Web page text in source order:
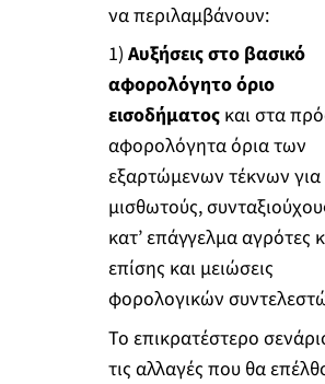
να περιλαμβάνουν:
1) Αυξήσεις στο βασικό
αφορολόγητο όριο
εισοδήματοςκαι στα
αφορολόγητα όρια των
εξαρτώμενων τέκνων για
μισθωτούς,
κατ’ επάγγελμα αγρότες
επίσης και μειώσεις
φορολογικών
Το επικρατέστερο
τις αλλαγές που θα